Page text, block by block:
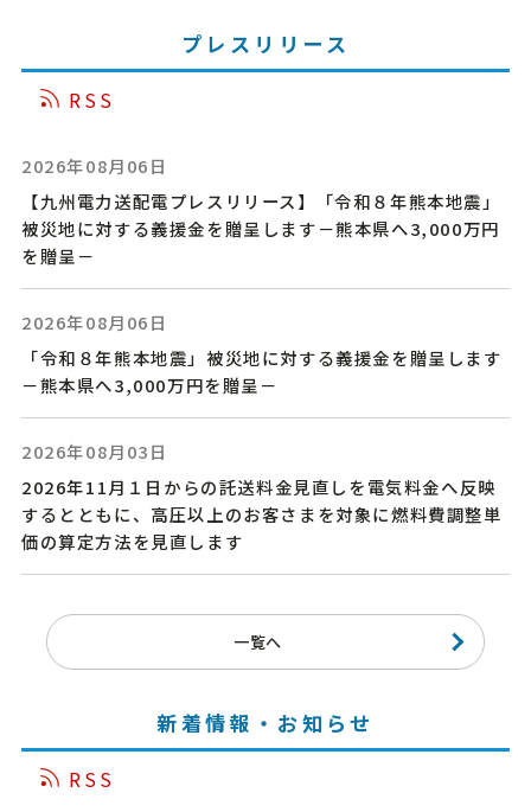
プレスリリース
RSS
2026年08月06日
【九州電力送配電プレスリリース】
「令和８年熊本地震」
被災地に対する義援金を贈呈します－熊本県へ3,000万円
を贈呈－
2026年08月06日
「令和８年熊本地震」被災地に対する義援金を贈呈します
－熊本県へ3,000万円を贈呈－
2026年08月03日
2026年11月１日からの託送料金見直しを電気料金へ反映
するとともに、高圧以上のお客さまを対象に燃料費調整単
価の算定方法を見直します
一覧へ
新着情報・お知らせ
RSS